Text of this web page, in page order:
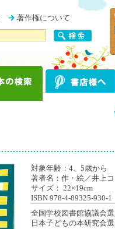
著作権について
対象年齢：4、5歳から
著者名：作・絵／井上コ
サイズ： 22×19cm
ISBN 978-4-89325-930-1
全国学校図書館協議会
日本子どもの本研究会